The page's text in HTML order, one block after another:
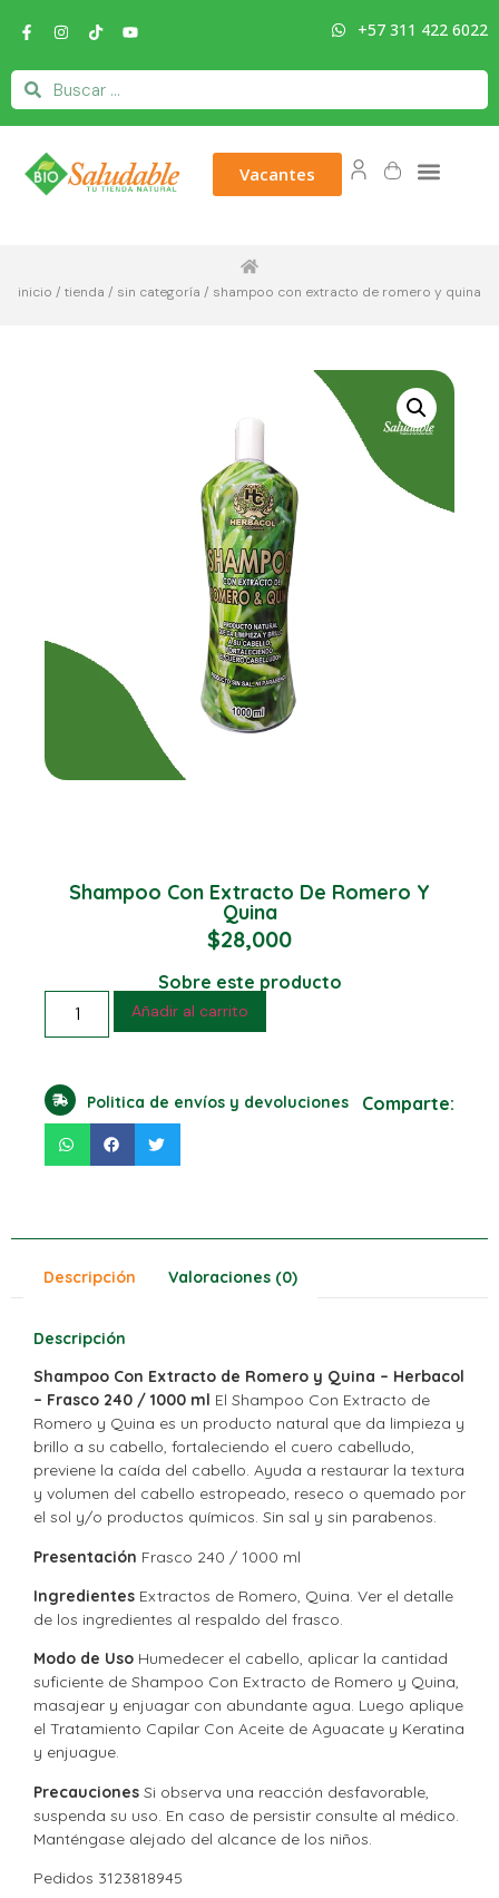
+57 311 422 6022
Vacantes
inicio / tienda / sin categoría / shampoo con extracto de romero y quina
Shampoo Con Extracto De Romero Y
Quina
$28,000
Sobre este producto
Añadir al carrito
Politica de envíos y devoluciones Comparte:
Descripción Valoraciones (0)
Descripción
Shampoo Con Extracto de Romero y Quina – Herbacol
– Frasco 240 / 1000 ml El Shampoo Con Extracto de
Romero y Quina es un producto natural que da limpieza y
brillo a su cabello, fortaleciendo el cuero cabelludo,
previene la caída del cabello. Ayuda a restaurar la textura
y volumen del cabello estropeado, reseco o quemado por
el sol y/o productos químicos. Sin sal y sin parabenos.
Presentación Frasco 240 / 1000 ml
Ingredientes Extractos de Romero, Quina. Ver el detalle
de los ingredientes al respaldo del frasco.
Modo de Uso Humedecer el cabello, aplicar la cantidad
suficiente de Shampoo Con Extracto de Romero y Quina,
masajear y enjuagar con abundante agua. Luego aplique
el Tratamiento Capilar Con Aceite de Aguacate y Keratina
y enjuague.
Precauciones Si observa una reacción desfavorable,
suspenda su uso. En caso de persistir consulte al médico.
Manténgase alejado del alcance de los niños.
Pedidos 3123818945